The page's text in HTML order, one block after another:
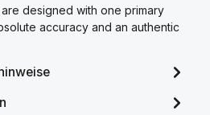
designed with one primary
accuracy and an authentic